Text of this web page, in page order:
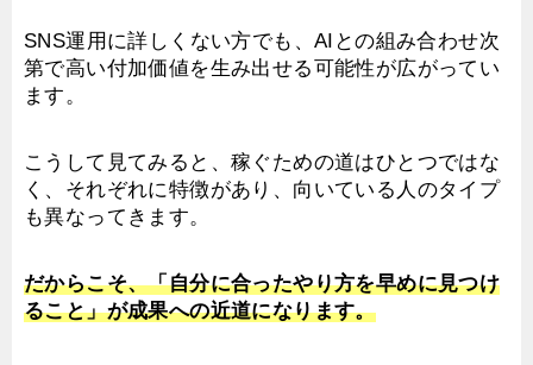
SNS運用に詳しくない方でも、AIとの組み合わせ次
第で高い付加価値を生み出せる可能性が広がってい
ます。
こうして見てみると、稼ぐための道はひとつではな
く、それぞれに特徴があり、向いている人のタイプ
も異なってきます。
だからこそ、「自分に合ったやり方を早めに見つけ
ること」が成果への近道になります。